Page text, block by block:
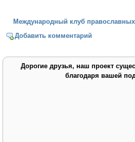
Международный клуб
Добавить комментарий
Дорогие друзья, наш проект
благодаря вашей